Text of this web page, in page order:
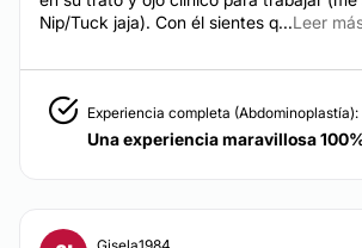
Financiación o facilidades de pago:
Métodos de pago aceptados:
Efectivo
Nip/Tuck jaja). Con él sientes q...Leer
Experiencia completa (Abdominoplastía):
Una experiencia maravillosa
Gisela1984